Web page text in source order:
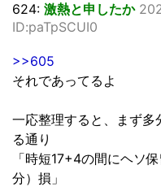
624: 激熱と申したか
ID:paTpSCUI0
>>605
それであってるよ
一応整理すると、まず多
る通り
「時短17+4の間にヘソ
分）損」